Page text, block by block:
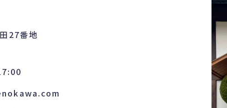
27番地